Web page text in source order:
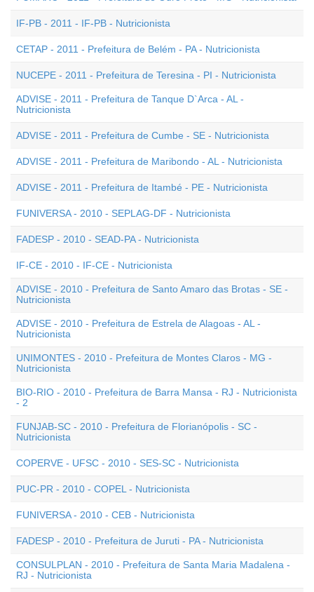
IF-PB - 2011 - IF-PB - Nutricionista
CETAP - 2011 - Prefeitura de Belém - PA - Nutricionista
NUCEPE - 2011 - Prefeitura de Teresina - PI - Nutricionista
ADVISE - 2011 - Prefeitura de Tanque D`Arca - AL -
Nutricionista
ADVISE - 2011 - Prefeitura de Cumbe - SE - Nutricionista
ADVISE - 2011 - Prefeitura de Maribondo - AL - Nutricionista
ADVISE - 2011 - Prefeitura de Itambé - PE - Nutricionista
FUNIVERSA - 2010 - SEPLAG-DF - Nutricionista
FADESP - 2010 - SEAD-PA - Nutricionista
IF-CE - 2010 - IF-CE - Nutricionista
ADVISE - 2010 - Prefeitura de Santo Amaro das Brotas - SE -
Nutricionista
ADVISE - 2010 - Prefeitura de Estrela de Alagoas - AL -
Nutricionista
UNIMONTES - 2010 - Prefeitura de Montes Claros - MG -
Nutricionista
BIO-RIO - 2010 - Prefeitura de Barra Mansa - RJ - Nutricionista
- 2
FUNJAB-SC - 2010 - Prefeitura de Florianópolis - SC -
Nutricionista
COPERVE - UFSC - 2010 - SES-SC - Nutricionista
PUC-PR - 2010 - COPEL - Nutricionista
FUNIVERSA - 2010 - CEB - Nutricionista
FADESP - 2010 - Prefeitura de Juruti - PA - Nutricionista
CONSULPLAN - 2010 - Prefeitura de Santa Maria Madalena -
RJ - Nutricionista